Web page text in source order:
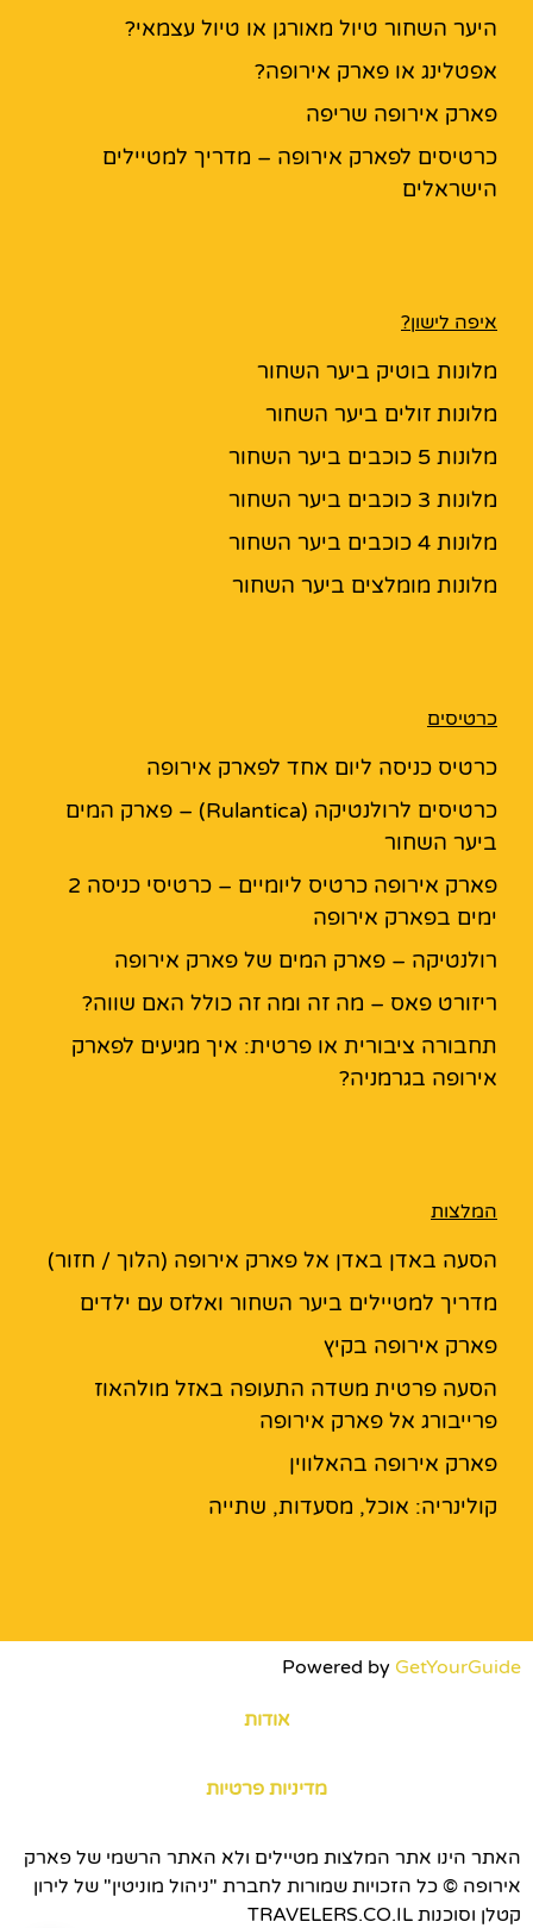
היער השחור טיול מאורגן או טיול עצמאי?
אפטלינג או פארק אירופה?
פארק אירופה שריפה
כרטיסים לפארק אירופה – מדריך למטיילים
הישראלים
איפה לישון?
מלונות בוטיק ביער השחור
מלונות זולים ביער השחור
מלונות 5 כוכבים ביער השחור
מלונות 3 כוכבים ביער השחור
מלונות 4 כוכבים ביער השחור
מלונות מומלצים ביער השחור
כרטיסים
כרטיס כניסה ליום אחד לפארק אירופה
כרטיסים לרולנטיקה (Rulantica) – פארק המים
ביער השחור
פארק אירופה כרטיס ליומיים – כרטיסי כניסה 2
ימים בפארק אירופה
רולנטיקה – פארק המים של פארק אירופה
ריזורט פאס – מה זה ומה זה כולל האם שווה?
תחבורה ציבורית או פרטית: איך מגיעים לפארק
אירופה בגרמניה?
המלצות
הסעה באדן באדן אל פארק אירופה (הלוך / חזור)
מדריך למטיילים ביער השחור ואלזס עם ילדים
פארק אירופה בקיץ
הסעה פרטית משדה התעופה באזל מולהאוז
פרייבורג אל פארק אירופה
פארק אירופה בהאלווין
קולינריה: אוכל, מסעדות, שתייה
Powered by GetYourGuide
אודות
מדיניות פרטיות
האתר הינו אתר המלצות מטיילים ולא האתר הרשמי של פארק
אירופה © כל הזכויות שמורות לחברת "ניהול מוניטין" של לירון
קטלן וסוכנות TRAVELERS.CO.IL